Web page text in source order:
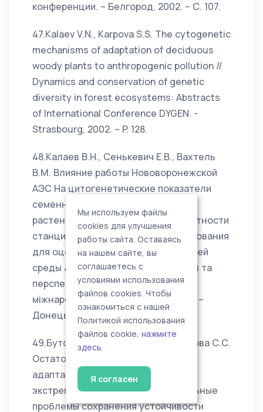
конференции. – Белгород, 2002. – С. 107.
47.Kalaev V.N., Karpova S.S. The cytogenetic
mechanisms of adaptation of deciduous
woody plants to anthropogenic pollution //
Dynamics and conservation of genetic
diversity in forest ecosystems: Abstracts
of International Conference DYGEN. -
Strasbourg, 2002. – P. 128.
48.Калаев В.Н., Сенькевич Е.В., Вахтель
В.М. Влияние работы Нововоронежской
АЭС На цитогенетические показатели
семенного потомства древесных
растений, произрастающих в окрестности
станции, и перспективы их использования
для оценки загрязнения окружающей
среды // Промислова ботанiка: стан та
перспективи розвитку: матерiали 4
мiжнародноi науковоi конференцii. –
Донецьк: Лебiдь, 2003. – С. 66 – 68.
49.Буторина А.К., Калаев В.Н., Карпова С.С.
Остаточные ядрышки как механизм
адаптации клеток к воздействию
экстремальных факторов // Актуальные
проблемы сохранения устойчивости
Мы используем файлы
cookies для улучшения
работы сайта. Оставаясь
на нашем сайте, вы
соглашаетесь с
условиями использования
файлов cookies. Чтобы
ознакомиться с нашей
Политикой использования
файлов cookie, нажмите
здесь
Я согласен